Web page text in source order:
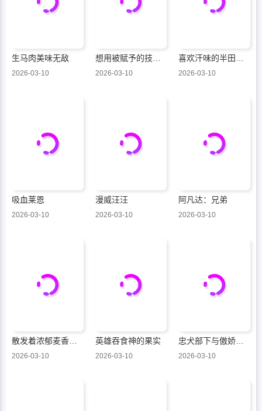
生马肉美味无敌
2026-03-10
想用被赋予的技能挣钱和异国美女们一起嬉戏
2026-03-10
喜欢汗味的半田同学正渴望品鉴
2026-03-10
吸血莱恩
2026-03-10
漫威汪汪
2026-03-10
阿凡达：兄弟
2026-03-10
散发着浓郁麦香的你我
2026-03-10
英雄吞食神的果实
2026-03-10
忠犬部下与傲娇少尉
2026-03-10